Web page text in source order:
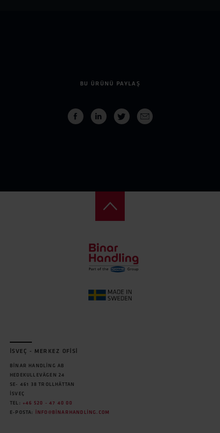
BU ÜRÜNÜ PAYLAŞ
İSVEÇ - MERKEZ OFISI
BINAR HANDLING AB
HEDEKULLEVÄGEN 24
SE- 461 38 TROLLHÄTTAN
İSVEÇ
TEL: +46 520 - 47 40 00
E-POSTA:
INFO@BINARHANDLING.COM